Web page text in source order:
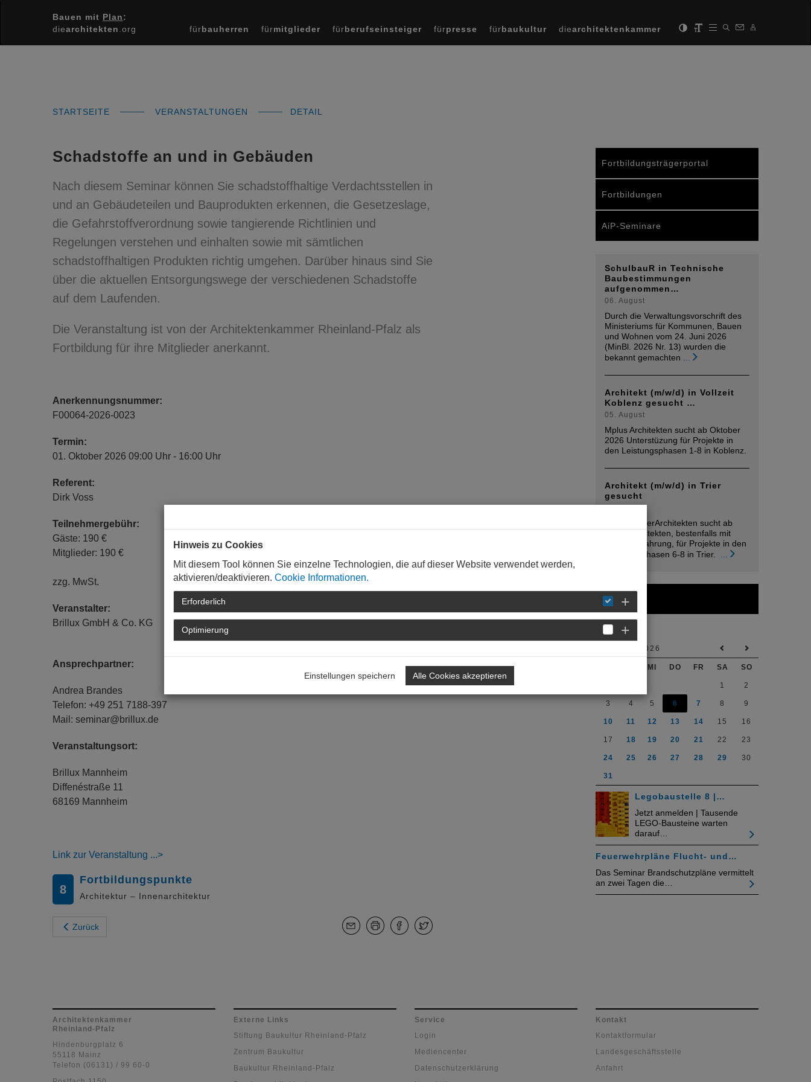
Bauen mit Plan:
diearchitekten .org fürbauherren fürmitglieder fürberufseinsteiger fürpresse fürbaukultur diearchitektenkammer
STARTSEITE VERANSTALTUNGEN DETAIL
Schadstoffe an und in Gebäuden
Nach diesem Seminar können Sie schadstoffhaltige Verdachtsstellen in
und an Gebäudeteilen und Bauprodukten erkennen, die Gesetzeslage,
die Gefahrstoffverordnung sowie tangierende Richtlinien und
Regelungen verstehen und einhalten sowie mit sämtlichen
schadstoffhaltigen Produkten richtig umgehen. Darüber hinaus sind Sie
über die aktuellen Entsorgungswege der verschiedenen Schadstoffe
auf dem Laufenden.
Die Veranstaltung ist von der Architektenkammer Rheinland-Pfalz als
Fortbildung für ihre Mitglieder anerkannt.
Anerkennungsnummer:
F00064-2026-0023
Termin:
01. Oktober 2026 09:00 Uhr - 16:00 Uhr
Referent:
Dirk Voss
Teilnehmergebühr:
Gäste: 190 €
Mitglieder: 190 €
zzg. MwSt.
Veranstalter:
Brillux GmbH & Co. KG
Ansprechpartner:
Andrea Brandes
Telefon: +49 251 7188-397
Mail: seminar@brillux.de
Veranstaltungsort:
Brillux Mannheim
Diffenéstraße 11
68169 Mannheim
Link zur Veranstaltung
8
Fortbildungspunkte
Architektur – Innenarchitektur
Zurück
Fortbildungsträgerportal
Fortbildungen
AiP-Seminare
SchulbauR in Technische
Baubestimmungen
aufgenommen…
06. August
Durch die Verwaltungsvorschrift des
Ministeriums für Kommunen, Bauen
und Wohnen vom 24. Juni 2026
(MinBl. 2026 Nr. 13) wurden die
bekannt gemachten
Architekt (m/w/d) in Vollzeit
Koblenz gesucht …
05. August
Mplus Architekten sucht ab Oktober
2026 Unterstüzung für Projekte in
den Leistungsphasen 1-8 in Koblenz.
Architekt (m/w/d) in Trier
gesucht
raumwandlerArchitekten sucht ab
sofort Architekten, bestenfalls mit
Berufsehrfahrung, für Projekte in den
Leistungsphasen 6-8 in Trier.
Kalender
AUGUST 2026
MI DO FR SA SO
1 2
3 4 5 6 7 8 9
10 11 12 13 14 15 16
17 18 19 20 21 22 23
24 25 26 27 28 29 30
31
Legobaustelle 8 |…
Jetzt anmelden | Tausende
LEGO-Bausteine warten
darauf…
Feuerwehrpläne Flucht- und…
Das Seminar Brandschutzpläne vermittelt
an zwei Tagen die…
Architektenkammer
Rheinland-Pfalz
Hindenburgplatz 6
55118 Mainz
Telefon (06131) / 99 60-0
Externe Links
Stiftung Baukultur Rheinland-Pfalz
Zentrum Baukultur
Baukultur Rheinland-Pfalz
Service
Login
Mediencenter
Datenschutzerklärung
Kontakt
Kontaktformular
Landesgeschäftsstelle
Anfahrt
Hinweis zu Cookies
Mit diesem Tool können Sie einzelne Technologien, die auf dieser Website verwendet werden,
aktivieren/deaktivieren. Cookie Informationen.
Erforderlich
Optimierung
Einstellungen speichern Alle Cookies akzeptieren